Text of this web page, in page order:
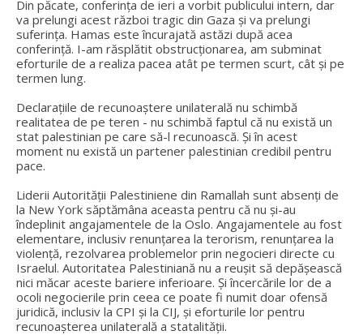
Din păcate, conferința de ieri a vorbit publicului intern, dar
va prelungi acest război tragic din Gaza și va prelungi
suferința. Hamas este încurajată astăzi după acea
conferință. I-am răsplătit obstrucționarea, am subminat
eforturile de a realiza pacea atât pe termen scurt, cât și pe
termen lung.
Declarațiile de recunoaștere unilaterală nu schimbă
realitatea de pe teren - nu schimbă faptul că nu există un
stat palestinian pe care să-l recunoască. Și în acest
moment nu există un partener palestinian credibil pentru
pace.
Liderii Autorității Palestiniene din Ramallah sunt absenți de
la New York săptămâna aceasta pentru că nu și-au
îndeplinit angajamentele de la Oslo. Angajamentele au fost
elementare, inclusiv renunțarea la terorism, renunțarea la
violență, rezolvarea problemelor prin negocieri directe cu
Israelul. Autoritatea Palestiniană nu a reușit să depășească
nici măcar aceste bariere inferioare. Și încercările lor de a
ocoli negocierile prin ceea ce poate fi numit doar ofensă
juridică, inclusiv la CPI și la CIJ, și eforturile lor pentru
recunoașterea unilaterală a statalității.